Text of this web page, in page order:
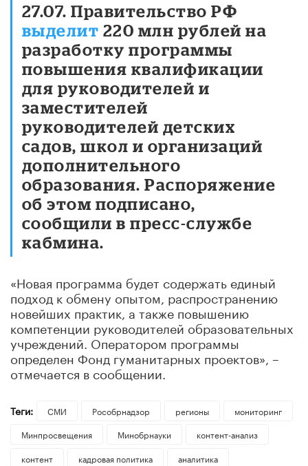
27.07. Правительство РФ
выделит 220 млн рублей на
разработку программы
повышения квалификации
для руководителей и
заместителей
руководителей детских
садов, школ и организаций
дополнительного
образования. Распоряжение
об этом подписано,
сообщили в пресс-службе
кабмина.
«Новая программа будет содержать единый
подход к обмену опытом, распространению
новейших практик, а также повышению
компетенции руководителей образовательных
учреждений. Оператором программы
определен Фонд гуманитарных проектов», –
отмечается в сообщении.
Теги: СМИ Рособрнадзор регионы
мониторинг
Минпросвещения
Минобрнауки
контент-анализ
контент
кадровая политика аналитика